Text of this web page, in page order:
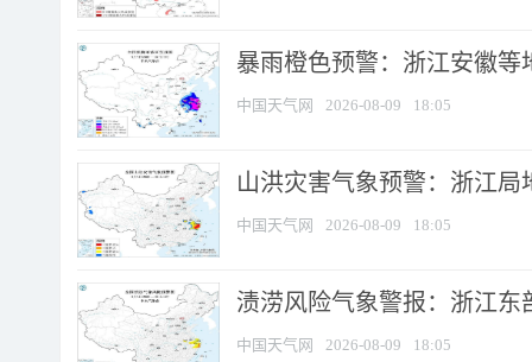
暴雨橙色预警：浙江安徽等
中国天气网 2026-08-09 18:05
山洪灾害气象预警：浙江
中国天气网 2026-08-09 18:05
渍涝风险气象警报：浙江
中国天气网 2026-08-09 18:05